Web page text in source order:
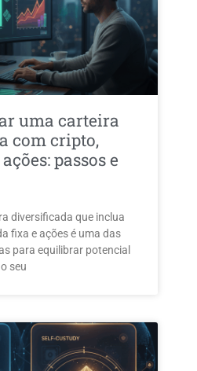
uma carteira
com cripto,
passos e
diversificada que inclua
fixa e ações é uma das
para equilibrar potencial
seu